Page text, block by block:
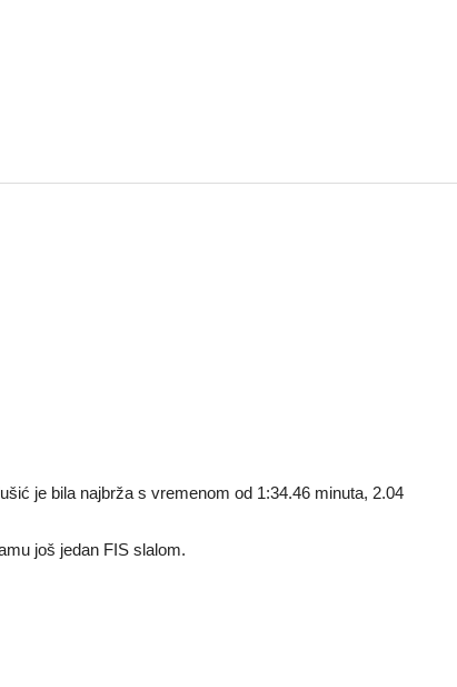
je bila najbrža s vremenom od 1:34.46 minuta, 2.04
još jedan FIS slalom.